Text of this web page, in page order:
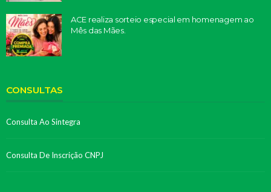
ACE realiza sorteio especial em homenagem ao
Mês das Mães.
CONSULTAS
Consulta Ao Sintegra
Consulta De Inscrição CNPJ